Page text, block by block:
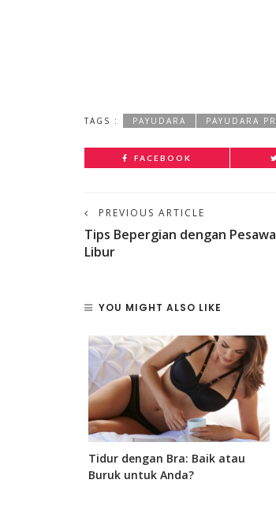
TAGS : PAYUDARA PAYUDARA
FACEBOOK
PREVIOUS ARTICLE
Tips Bepergian dengan
Libur
YOU MIGHT ALSO LIKE
Tidur dengan Bra: Baik atau
Buruk untuk Anda?